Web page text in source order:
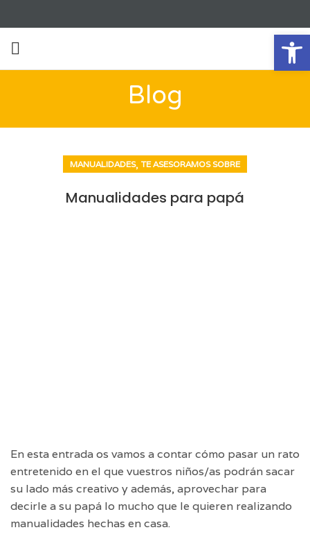
Blog
MANUALIDADES, TE ASESORAMOS SOBRE
Manualidades para papá
En esta entrada os vamos a contar cómo pasar un rato
entretenido en el que vuestros niños/as podrán sacar
su lado más creativo y además, aprovechar para
decirle a su papá lo mucho que le quieren realizando
manualidades hechas en casa.